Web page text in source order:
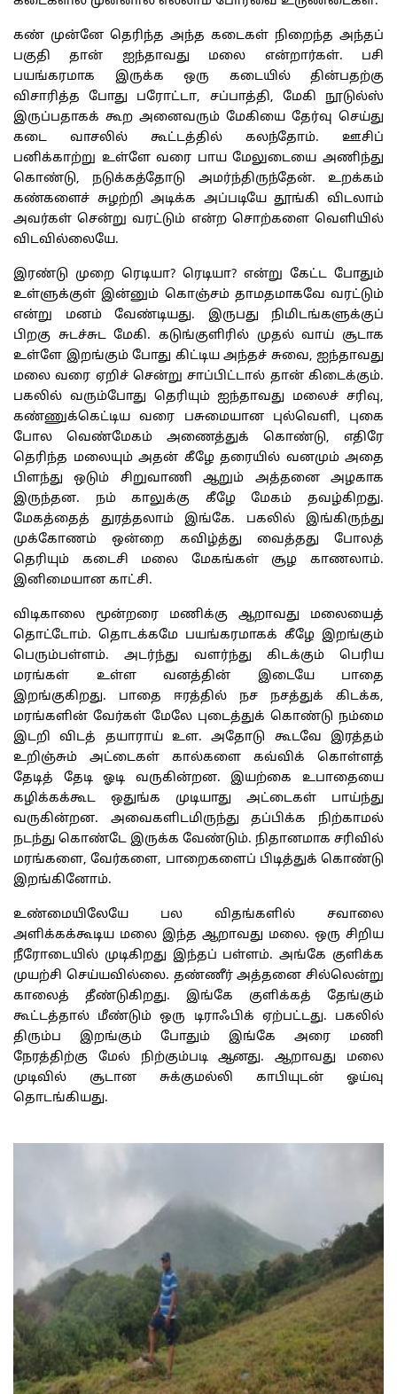
கண் முன்னே தெரிந்த அந்த கடைகள் நிறைந்த அந்தப்
பகுதி தான்
ஐந்தாவது மலை என்றார்கள். பசி
பயங்கரமாக
இருக்க ஒரு கடையில்
தின்பதற்கு
விசாரித்த
போது பரோட்டா, சப்பாத்தி, மேகி
நூடுல்ஸ்
இருப்பதாகக் கூற அனைவரும் மேகியை தேர்வு செய்து
கடை
வாசலில் கூட்டத்தில் கலந்தோம். ஊசிப்
பனிக்காற்று உள்ளே வரை பாய மேலுடையை அணிந்து
கொண்டு, நடுக்கத்தோடு அமர்ந்திருந்தேன்.உறக்கம்
கண்களைச் சுழற்றி அடிக்க அப்படியே தூங்கி விடலாம்
அவர்கள் சென்று வரட்டும் என்ற சொற்களை வெளியில்
விடவில்லையே.
இரண்டு முறை ரெடியா? ரெடியா? என்று கேட்ட போதும்
உள்ளுக்குள் இன்னும் கொஞ்சம் தாமதமாகவே வரட்டும்
என்று
மனம் வேண்டியது. இருபது
நிமிடங்களுக்குப்
பிறகு சுடச்சுட மேகி.கடுங்குளிரில் முதல் வாய் சூடாக
உள்ளே இறங்கும் போது கிட்டிய அந்தச் சுவை, ஐந்தாவது
மலை வரை ஏறிச் சென்று சாப்பிட்டால் தான் கிடைக்கும்.
பகலில் வரும்போது தெரியும் ஐந்தாவது மலைச் சரிவு,
கண்ணுக்கெட்டிய
வரை பசுமையான புல்வெளி, புகை
போல
வெண்மேகம் அணைத்துக் கொண்டு, எதிரே
தெரிந்த மலையும் அதன் கீழே தரையில் வனமும் அதை
பிளந்து
ஒடும் சிறுவாணி ஆறும் அத்தனை
அழகாக
இருந்தன. நம் காலுக்கு கீழே மேகம் தவழ்கிறது.
மேகத்தைத்
துரத்தலாம் இங்கே. பகலில்
இங்கிருந்து
முக்கோணம்
ஒன்றை கவிழ்த்து வைத்தது
போலத்
தெரியும்
கடைசி மலை மேகங்கள் சூழ காணலாம்.
இனிமையான காட்சி.
விடிகாலை மூன்றரை மணிக்கு ஆறாவது
மலையைத்
தொட்டோம். தொடக்கமே பயங்கரமாகக் கீழே இறங்கும்
பெரும்பள்ளம்.அடர்ந்து வளர்ந்து கிடக்கும்
பெரிய
மரங்கள்
உள்ள வனத்தின் இடையே
பாதை
இறங்குகிறது. பாதை ஈரத்தில் நச நசத்துக் கிடக்க,
மரங்களின் வேர்கள் மேலே புடைத்துக் கொண்டு நம்மை
இடறி
விடத் தயாராய் உள.அதோடு கூடவே
இரத்தம்
உறிஞ்சும்
அட்டைகள் கால்களை கவ்விக்
கொள்ளத்
தேடித்
தேடி ஓடி வருகின்றன. இயற்கை
உபாதையை
கழிக்கக்கூட
ஒதுங்க முடியாது அட்டைகள்
பாய்ந்து
வருகின்றன. அவைகளிடமிருந்து தப்பிக்க
நிற்காமல்
நடந்து கொண்டே இருக்க வேண்டும். நிதானமாக சரிவில்
மரங்களை,வேர்களை, பாறைகளைப் பிடித்துக் கொண்டு
இறங்கினோம்.
உண்மையிலேயே பல விதங்களில்
சவாலை
அளிக்கக்கூடிய மலை இந்த ஆறாவது மலை. ஒரு சிறிய
நீரோடையில் முடிகிறது இந்தப் பள்ளம்.அங்கே குளிக்க
முயற்சி செய்யவில்லை. தண்ணீர் அத்தனை சில்லென்று
காலைத்
தீண்டுகிறது. இங்கே குளிக்கத்
தேங்கும்
கூட்டத்தால் மீண்டும் ஒரு டிராஃபிக் ஏற்பட்டது. பகலில்
திரும்ப
இறங்கும் போதும் இங்கே அரை
மணி
நேரத்திற்கு
மேல் நிற்கும்படி ஆனது.ஆறாவது
மலை
முடிவில்
சூடான சுக்குமல்லி காபியுடன்
ஓய்வு
தொடங்கியது.